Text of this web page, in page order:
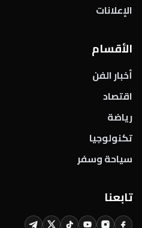
الإعلانات
الأقسام
أخبار الفن
اقتصاد
رياضة
تكنولوجيا
سياحة وسفر
تابعنا